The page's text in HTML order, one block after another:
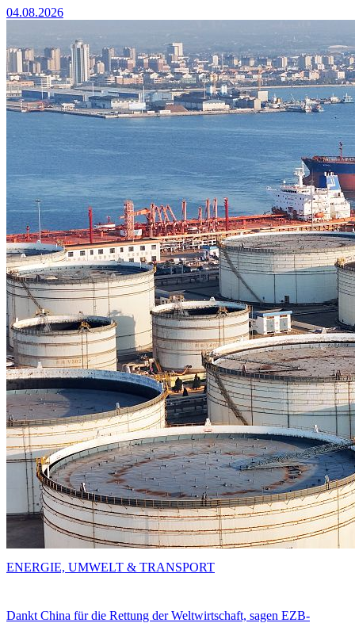
04.08.2026
Dankt China für die Rettung der Weltwirtschaft, sagen EZB-
ENERGIE, UMWELT & TRANSPORT